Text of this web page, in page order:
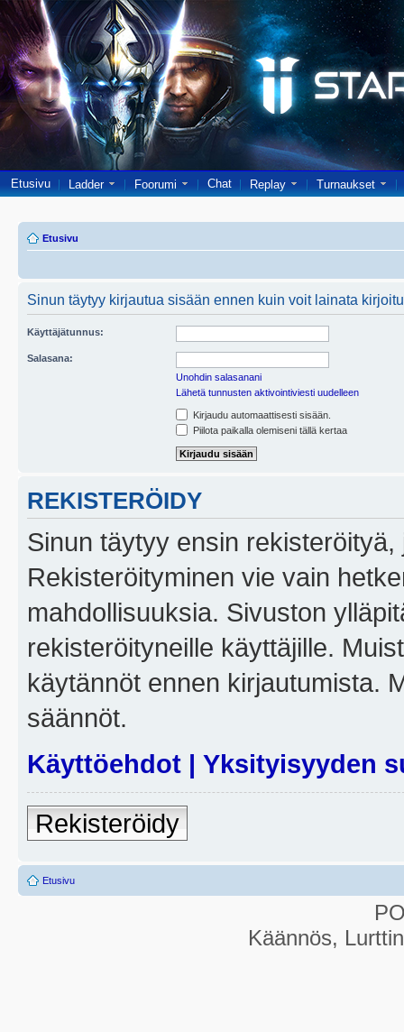
Etusivu Ladder Foorumi Chat Replay Turnaukset
Etusivu
Sinun täytyy kirjautua sisään ennen kuin voit lainata
Käyttäjätunnus:
Salasana:
Unohdin salasanani
Lähetä tunnusten aktivointiviesti uudelleen
Kirjaudu automaattisesti sisään.
Piilota paikalla olemiseni tällä kertaa
REKISTERÖIDY
Sinun täytyy ensin
Rekisteröityminen vie vain
mahdollisuuksia. Sivuston
rekisteröityneille käyttäjille.
käytännöt ennen kirjautumista.
säännöt.
Käyttöehdot | Yksityisyyden
Rekisteröidy
Etusivu
Käännös,